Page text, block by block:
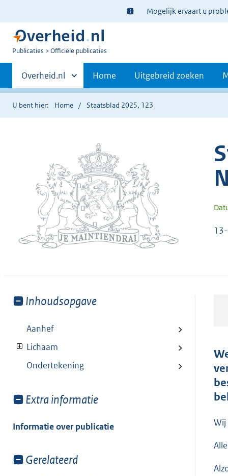
Ter
informatie:
Mogelijk ervaart u
U
Publicaties Officiële publicaties
Primaire
navigatie
Andere
sites
binnen
Overheid.nl Home Uitgebreid zoeken
U bent hier: Home Staatsblad 2025, 123
Toon
van:
Inhoudsopgave
Aanhef
Lichaam
Ondertekening
Toon
van:
Extra informatie
Informatie over publicatie
Toon
Gerelateerd
Wij